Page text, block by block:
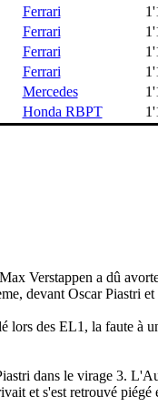
Ferrari
Ferrari
Ferrari
Ferrari
Mercedes
Honda RBPT
Verstappen a dû
devant Oscar Piastri
lors des EL1, la faute à
dans le virage 3.
et s'est retrouvé